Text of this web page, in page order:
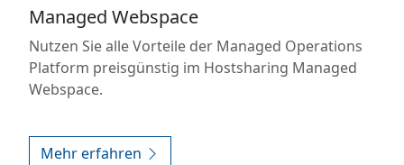
Managed Webspace
Nutzen Sie alle Vorteile der Managed Operations
Platform preisgünstig im Hostsharing Managed
Webspace.
Mehr erfahren